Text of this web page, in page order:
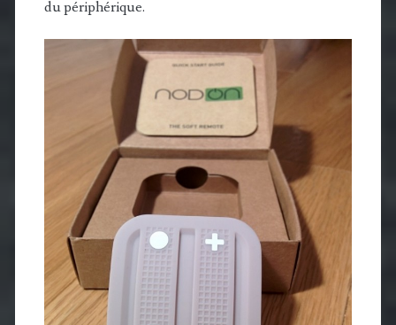
du périphérique.